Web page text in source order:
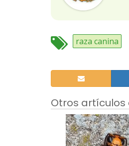
raza canina
Otros artículos